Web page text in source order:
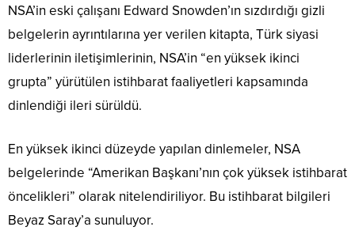
NSA’in eski çalışanı Edward Snowden’ın sızdırdığı gizli
belgelerin ayrıntılarına yer verilen kitapta, Türk siyasi
liderlerinin iletişimlerinin, NSA’in “en yüksek ikinci
grupta” yürütülen istihbarat faaliyetleri kapsamında
dinlendiği ileri sürüldü.
En yüksek ikinci düzeyde yapılan dinlemeler, NSA
belgelerinde “Amerikan Başkanı’nın çok yüksek istihbarat
öncelikleri” olarak nitelendiriliyor. Bu istihbarat bilgileri
Beyaz Saray’a sunuluyor.